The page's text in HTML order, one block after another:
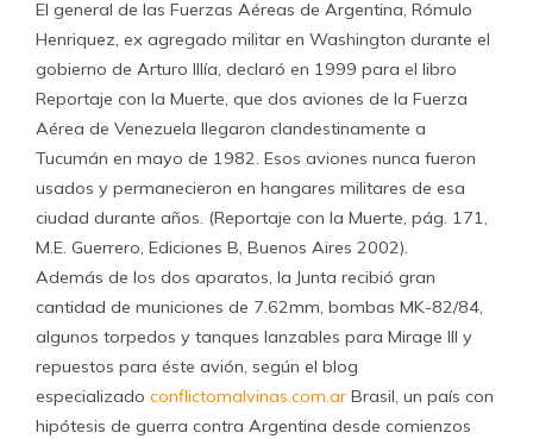
El general de las Fuerzas Aéreas de Argentina, Rómulo
Henriquez, ex agregado militar en Washington durante el
gobierno de Arturo Illía, declaró en 1999 para el libro
Reportaje con la Muerte, que dos aviones de la Fuerza
Aérea de Venezuela llegaron clandestinamente a
Tucumán en mayo de 1982. Esos aviones nunca fueron
usados y permanecieron en hangares militares de esa
ciudad durante años. (Reportaje con la Muerte, pág. 171,
M.E. Guerrero, Ediciones B, Buenos Aires 2002).
Además de los dos aparatos, la Junta recibió gran
cantidad de municiones de 7.62mm, bombas MK-82/84,
algunos torpedos y tanques lanzables para Mirage III y
repuestos para éste avión, según el blog
especializado conflictomalvinas.com.ar Brasil, un país con
hipótesis de guerra contra Argentina desde comienzos